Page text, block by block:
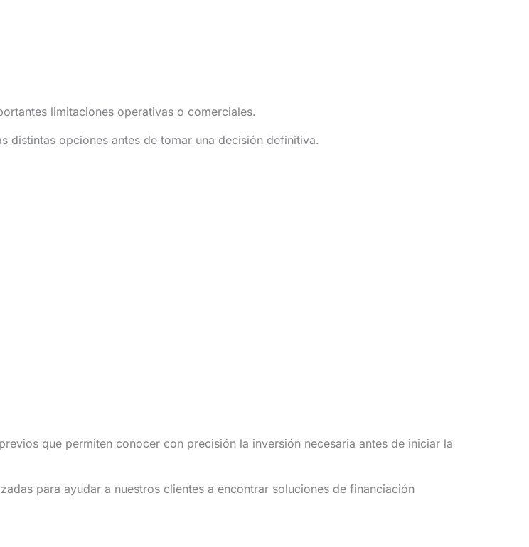
limitaciones operativas o comerciales.
distintas opciones antes de tomar una decisión definitiva.
que permiten conocer con precisión la inversión necesaria antes de iniciar la
para ayudar a nuestros clientes a encontrar soluciones de financiación